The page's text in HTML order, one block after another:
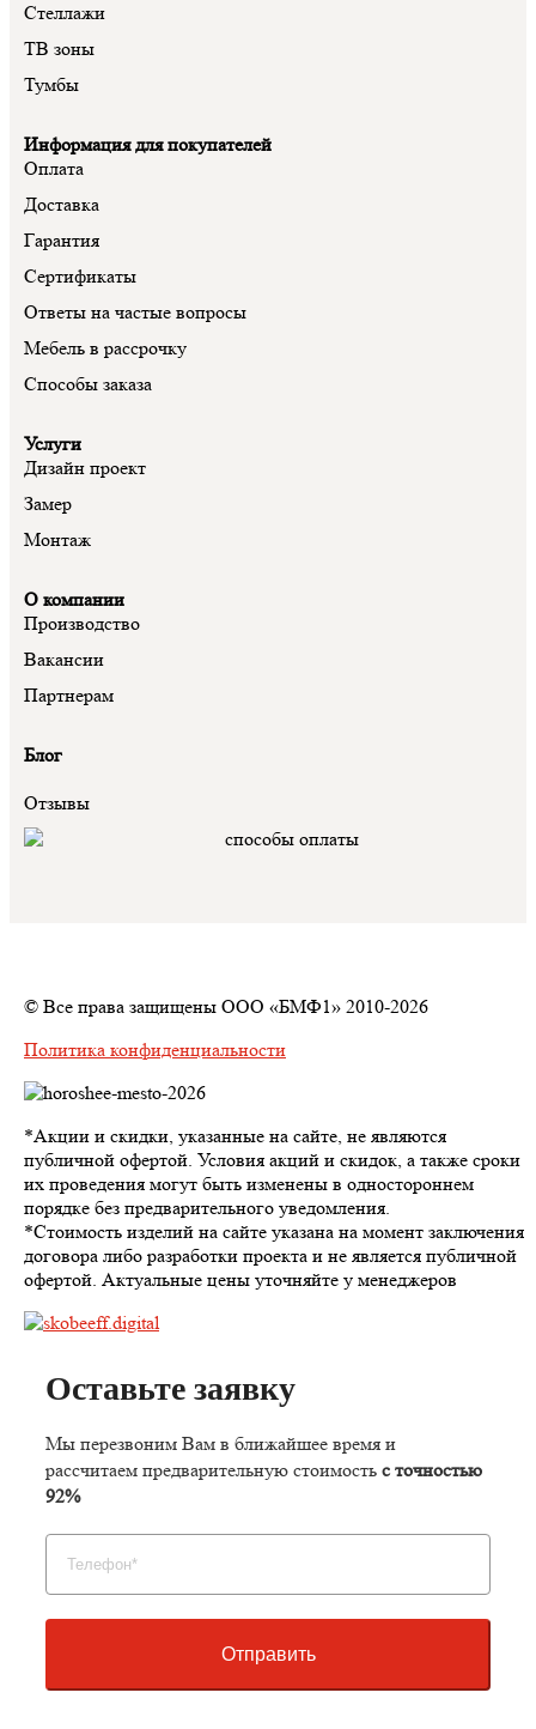
Стеллажи
ТВ зоны
Тумбы
Информация для покупателей
Оплата
Доставка
Гарантия
Сертификаты
Ответы на частые вопросы
Мебель в рассрочку
Способы заказа
Услуги
Дизайн проект
Замер
Монтаж
О компании
Производство
Вакансии
Партнерам
Блог
Отзывы
© Все права защищены ООО «БМФ1» 2010-2026
Политика конфиденциальности
*Акции и скидки, указанные на сайте, не являются
публичной офертой. Условия акций и скидок, а также сроки
их проведения могут быть изменены в одностороннем
порядке без предварительного уведомления.
*Стоимость изделий на сайте указана на момент заключения
договора либо разработки проекта и не является публичной
офертой. Актуальные цены уточняйте у менеджеров
Оставьте заявку
Мы перезвоним Вам в ближайшее время и
рассчитаем предварительную стоимость с точностью
92%
Отправить